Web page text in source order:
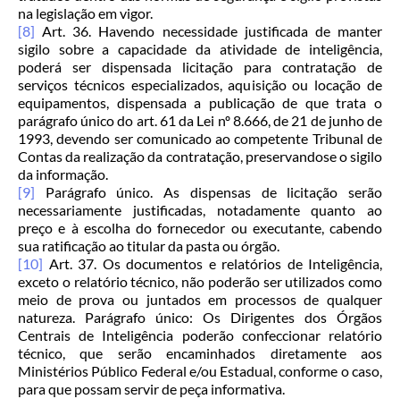
na legislação em vigor.
[8] Art. 36. Havendo necessidade justificada de manter
sigilo sobre a capacidade da atividade de inteligência,
poderá ser dispensada licitação para contratação de
serviços técnicos especializados, aquisição ou locação de
equipamentos, dispensada a publicação de que trata o
parágrafo único do art. 61 da Lei nº 8.666, de 21 de junho de
1993, devendo ser comunicado ao competente Tribunal de
Contas da realização da contratação, preservandose o sigilo
da informação.
[9] Parágrafo único. As dispensas de licitação serão
necessariamente justificadas, notadamente quanto ao
preço e à escolha do fornecedor ou executante, cabendo
sua ratificação ao titular da pasta ou órgão.
[10] Art. 37. Os documentos e relatórios de Inteligência,
exceto o relatório técnico, não poderão ser utilizados como
meio de prova ou juntados em processos de qualquer
natureza. Parágrafo único: Os Dirigentes dos Órgãos
Centrais de Inteligência poderão confeccionar relatório
técnico, que serão encaminhados diretamente aos
Ministérios Público Federal e/ou Estadual, conforme o caso,
para que possam servir de peça informativa.